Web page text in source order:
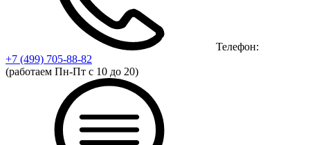
Телефон:
+7 (499) 705-88-82
(работаем Пн-Пт с 10 до 20)